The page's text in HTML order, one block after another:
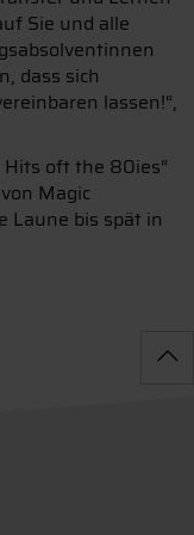
Sie und alle
dass sich
lassen!“,
Hits oft the 80ies“
Magic
Laune bis spät in